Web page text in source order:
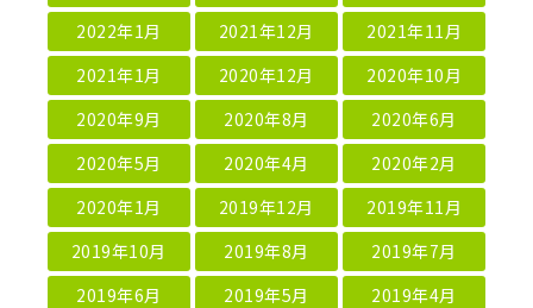
2022年1月
2021年12月
2021年11月
2021年1月
2020年12月
2020年10月
2020年9月
2020年8月
2020年6月
2020年5月
2020年4月
2020年2月
2020年1月
2019年12月
2019年11月
2019年10月
2019年8月
2019年7月
2019年6月
2019年5月
2019年4月